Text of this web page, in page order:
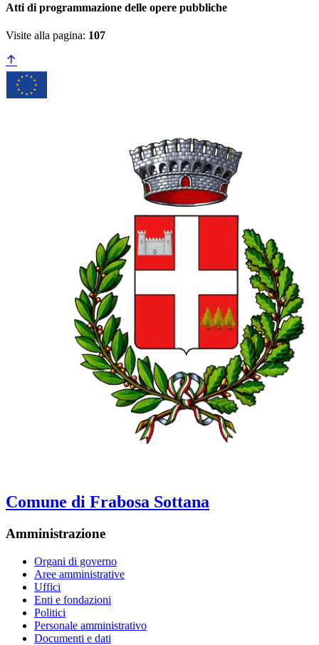
Atti di programmazione delle opere pubbliche
Visite alla pagina: 107
Comune di Frabosa Sottana
Amministrazione
Organi di governo
Aree amministrative
Uffici
Enti e fondazioni
Politici
Personale amministrativo
Documenti e dati